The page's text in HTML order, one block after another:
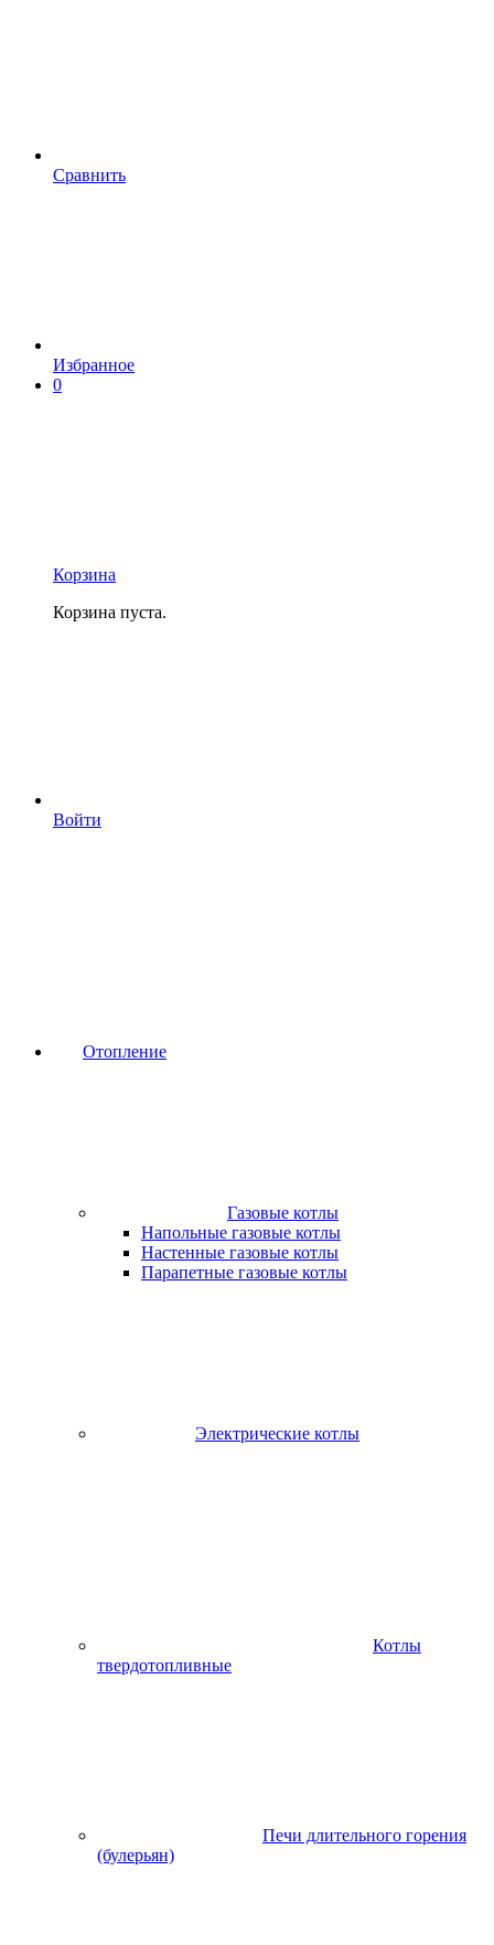
Сравнить
Избранное
0
Корзина
Корзина пуста.
Войти
Отопление
Газовые котлы
Напольные газовые котлы
Настенные газовые котлы
Парапетные газовые котлы
Электрические котлы
Котлы
твердотопливные
Печи длительного горения
(булерьян)